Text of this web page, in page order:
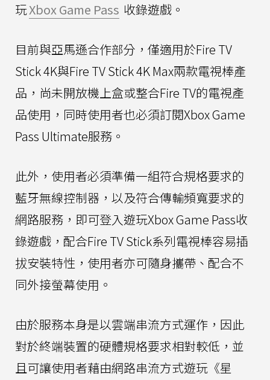
玩Xbox Game Pass 收錄遊戲。
目前與亞馬遜合作部分，僅適用於Fire TV
Stick 4K與Fire TV Stick 4K Max兩款電視棒產
品，尚未開放機上盒或整合Fire TV的電視產
品使用，同時使用者也必須訂閱Xbox Game
Pass Ultimate服務。
此外，使用者必須準備一組符合規格要求的
藍牙無線控制器，以及符合傳輸頻寬要求的
網路服務，即可登入遊玩Xbox Game Pass收
錄遊戲，配合Fire TV Stick系列電視棒容易插
拔安裝特性，使用者亦可隨身攜帶、配合不
同外接螢幕使用。
由於服務本身是以雲端串流方式運作，因此
對於終端裝置的硬體規格要求相對較低，並
且可讓使用者藉由網路串流方式遊玩《星